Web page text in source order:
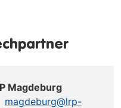
Magdeburg
magdeburg@lrp-